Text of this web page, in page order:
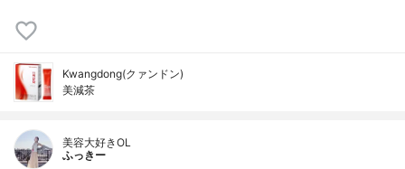
Kwangdong(クァンドン)
美減茶
美容大好きOL
ふっきー